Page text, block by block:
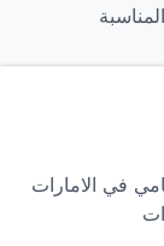
في الامارات